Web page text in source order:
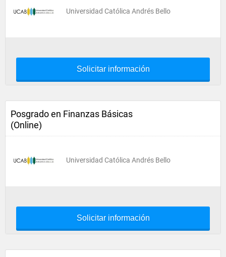
Universidad Católica Andrés Bello
Solicitar información
Posgrado en Finanzas Básicas
(Online)
Universidad Católica Andrés Bello
Solicitar información